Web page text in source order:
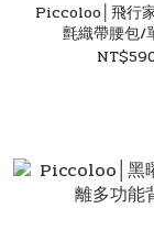
Piccoloo│飛行
氈織帶腰包/